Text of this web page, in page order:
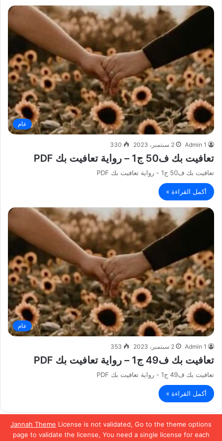
Jannah Theme License is not validated, Go to the theme options
page to validate the license, You need a single license for each
عام
Admin 1 2 سبتمبر، 2023 330
تعافيت بك ف50 ج1 – رواية تعافيت بك PDF
تعافيت بك ف50 ج1 - رواية تعافيت بك PDF
أكمل القراءة »
عام
Admin 1 2 سبتمبر، 2023 353
تعافيت بك ف49 ج1 – رواية تعافيت بك PDF
تعافيت بك ف49 ج1 - رواية تعافيت بك PDF
أكمل القراءة »
الصفحة السابقة الصفحة التالية